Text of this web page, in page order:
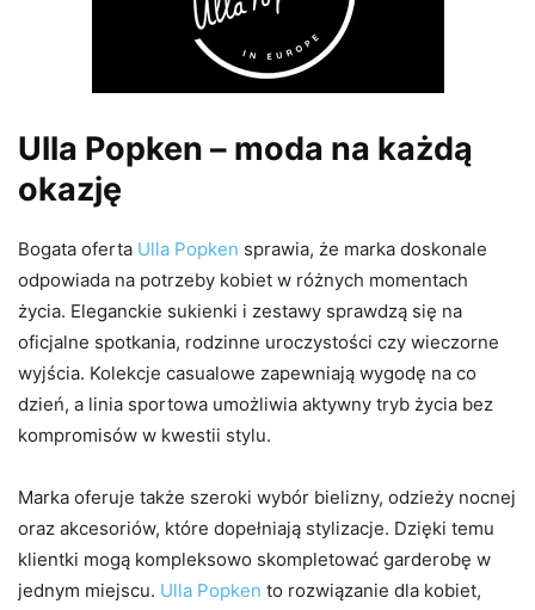
Ulla Popken – moda na każdą
okazję
Bogata oferta Ulla Popken sprawia, że marka doskonale
odpowiada na potrzeby kobiet w różnych momentach
życia. Eleganckie sukienki i zestawy sprawdzą się na
oficjalne spotkania, rodzinne uroczystości czy wieczorne
wyjścia. Kolekcje casualowe zapewniają wygodę na co
dzień, a linia sportowa umożliwia aktywny tryb życia bez
kompromisów w kwestii stylu.
Marka oferuje także szeroki wybór bielizny, odzieży nocnej
oraz akcesoriów, które dopełniają stylizacje. Dzięki temu
klientki mogą kompleksowo skompletować garderobę w
jednym miejscu. Ulla Popken to rozwiązanie dla kobiet,